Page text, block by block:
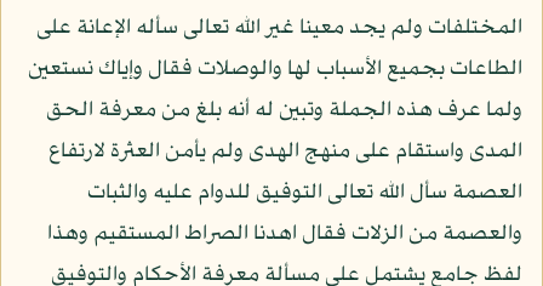
المختلفات ولم يجد معينا غير الله تعالى سأله الإعانة على
الطاعات بجميع الأسباب لها والوصلات فقال وإياك نستعين
ولما عرف هذه الجملة وتبين له أنه بلغ من معرفة الحق
المدى واستقام على منهج الهدى ولم يأمن العثرة لارتفاع
العصمة سأل الله تعالى التوفيق للدوام عليه والثبات
والعصمة من الزلات فقال اهدنا الصراط المستقيم وهذا
لفظ جامع يشتمل على مسألة معرفة الأحكام والتوفيق